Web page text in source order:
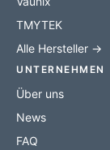
TMYTEK
Alle Hersteller →
UNTERNEHMEN
Über uns
News
FAQ